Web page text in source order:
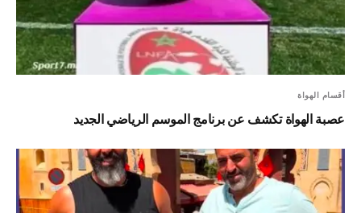
أقسام الهواة
عصبة الهواة تكشف عن برنامج الموسم الرياضي الجديد